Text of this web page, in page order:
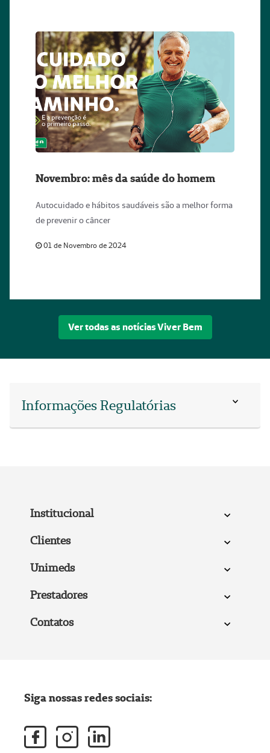
Novembro: mês da saúde do homem
Autocuidado e hábitos saudáveis são a melhor forma
de prevenir o câncer
01 de Novembro de 2024
Ver todas as notícias Viver Bem
Informações Regulatórias
Institucional
Clientes
Unimeds
Prestadores
Contatos
Siga nossas redes sociais: